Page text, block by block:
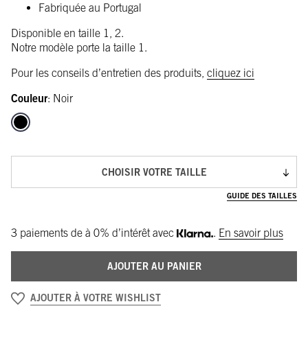
Fabriquée au Portugal
Disponible en taille 1, 2.
Notre modèle porte la taille 1.
Pour les conseils d’entretien des produits, cliquez ici
Couleur: Noir
CHOISIR VOTRE TAILLE
GUIDE DES TAILLES
3 paiements de à 0% d’intérêt avec . En savoir plus
AJOUTER AU PANIER
AJOUTER À VOTRE WISHLIST